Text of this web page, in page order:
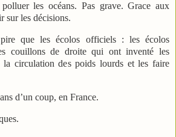
les océans. Pas grave. Grace aux
sur les décisions.
que les écolos officiels : les écolos
couillons de droite qui ont inventé les
circulation des poids lourds et les faire
d’un coup, en France.